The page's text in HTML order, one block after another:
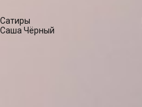
Сатиры
Саша Чёрный